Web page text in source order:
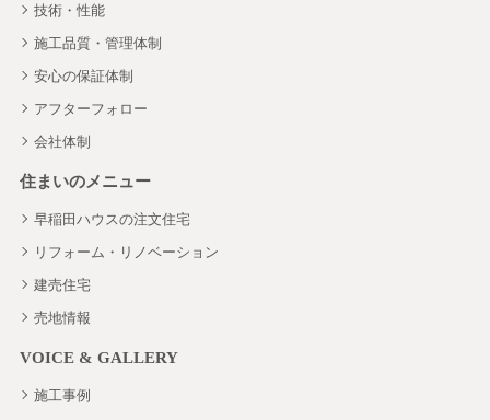
技術・性能
施工品質・管理体制
安心の保証体制
アフターフォロー
会社体制
住まいのメニュー
早稲田ハウスの注文住宅
リフォーム・リノベーション
建売住宅
売地情報
VOICE & GALLERY
施工事例